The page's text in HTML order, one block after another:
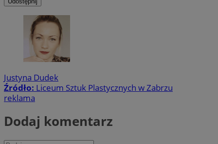
Justyna Dudek
Źródło: Liceum Sztuk Plastycznych w Zabrzu
reklama
Dodaj komentarz